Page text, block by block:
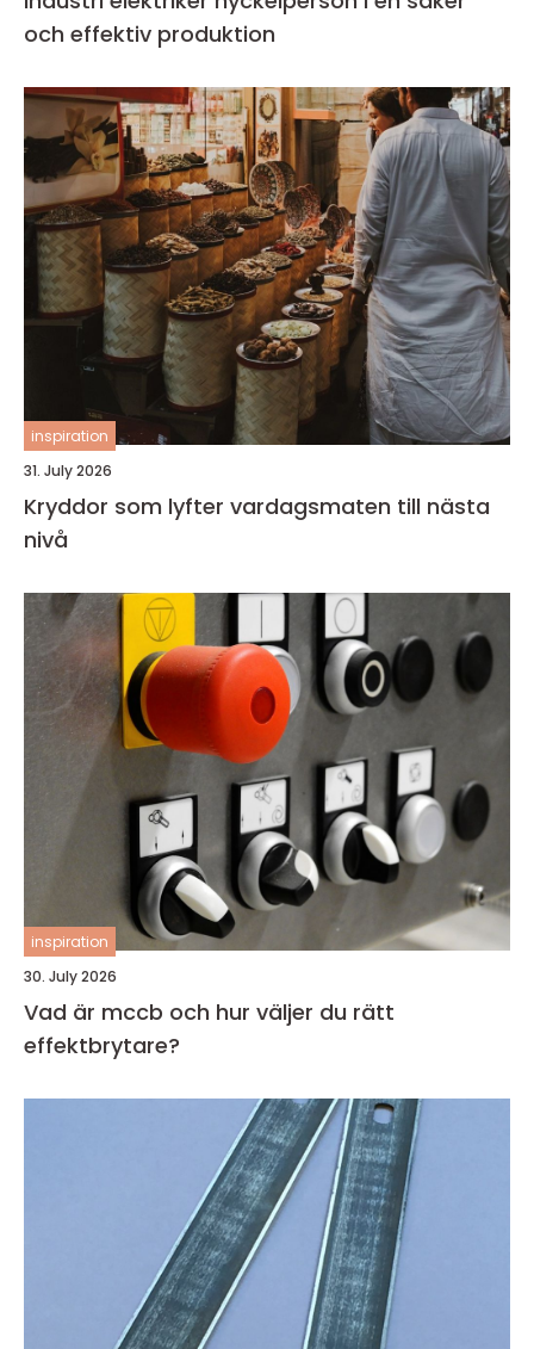
och effektiv produktion
inspiration
31. July 2026
Kryddor som lyfter vardagsmaten till nästa
nivå
inspiration
30. July 2026
Vad är mccb och hur väljer du rätt
effektbrytare?